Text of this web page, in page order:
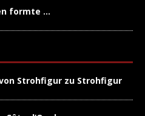
formte …
Strohfigur zu Strohfigur